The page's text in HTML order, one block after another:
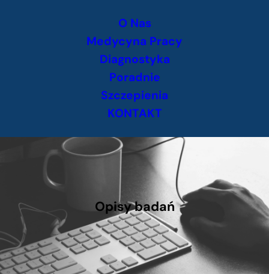
O Nas
Medycyna Pracy
Diagnostyka
Poradnie
Szczepienia
KONTAKT
Opisy badań